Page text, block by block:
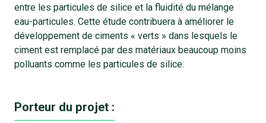
entre les particules de silice et la fluidité du mélange
eau-particules. Cette étude contribuera à améliorer le
développement de ciments « verts » dans lesquels le
ciment est remplacé par des matériaux beaucoup moins
polluants comme les particules de silice.
Porteur du projet :